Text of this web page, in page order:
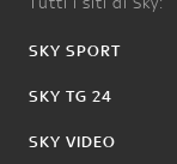
SKY SPORT
SKY TG 24
SKY VIDEO